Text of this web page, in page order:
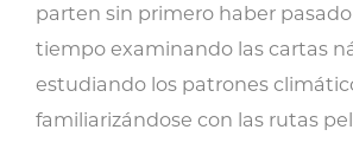
parten sin primero haber
tiempo examinando las cartas
estudiando los patrones
familiarizándose con las rutas